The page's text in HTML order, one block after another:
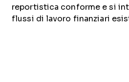
reportistica conforme e si
flussi di lavoro finanziari